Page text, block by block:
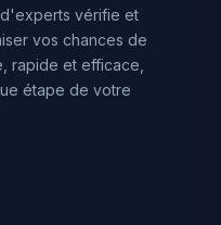
vérifie et
vos chances de
rapide et efficace,
étape de votre